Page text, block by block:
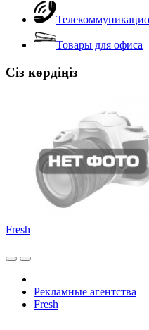
Товары для офиса
Сіз көрдіңіз
Fresh
Рекламные агентства
Fresh